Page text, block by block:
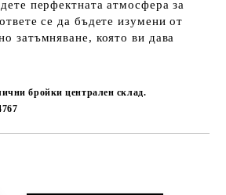
перфектната атмосфера за
се да бъдете изумени от
затъмняване, която ви дава
бройки централен склад.